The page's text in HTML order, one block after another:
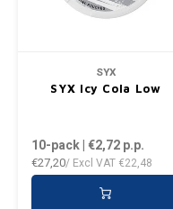
SYX
SYX Icy Cola Low
10-pack | €2,72p.p.
€27,20/ Excl VAT €22,48